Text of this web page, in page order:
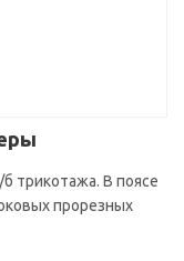
трикотажа. В поясе
прорезных